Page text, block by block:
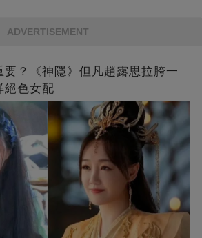
ADVERTISEMENT
？《神隱》但凡趙露思拉胯一
絕色女配